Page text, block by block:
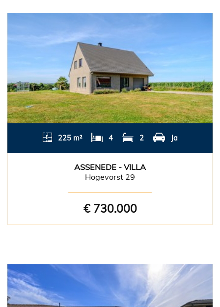
225 m² 4 2 Ja
ASSENEDE - VILLA
Hogevorst 29
€ 730.000